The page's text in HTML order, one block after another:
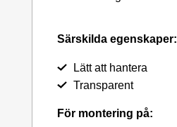
Särskilda egenskaper:
Lätt att hantera
Transparent
För montering på: